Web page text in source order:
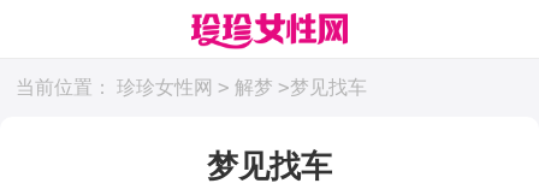
当前位置： 珍珍女性网 > 解梦 >梦见找车
梦见找车